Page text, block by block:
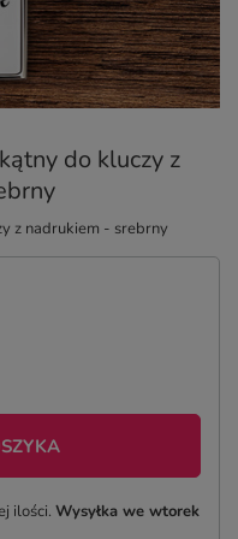
do kluczy z
z nadrukiem - srebrny
ilości Wysyłka we wtorek